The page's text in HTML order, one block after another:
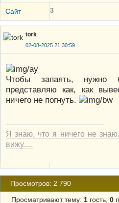
Сайт 3
tork
02-08-2025 21:30:59
Чтобы запаять, нужно
представляю как, как
ничего не погнуть.
Я знаю, что я ничего не
вижу.....
Просмотров: 2 790
Просматривают тему: 1гость, 0